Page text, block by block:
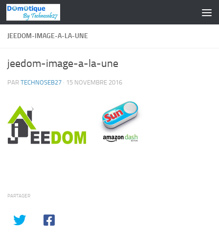
Skip to content
JEEDOM-IMAGE-A-LA-UNE
jeedom-image-a-la-une
PAR TECHNOSEB27 · 15 NOVEMBRE 2016
PARTAGER